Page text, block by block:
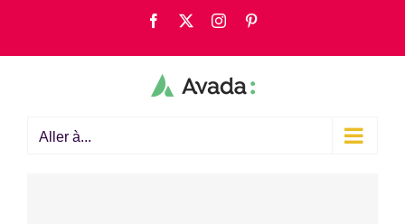
contenu
Facebook Instagram
Aller à...